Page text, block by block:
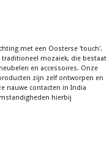
met een Oosterse 'touch'.
traditioneel mozaiek, die bestaat
en accessoires. Onze
zijn zelf ontworpen en
nauwe contacten in India
hierbij